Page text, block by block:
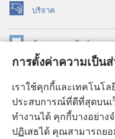
การตั้งค่าความเป็น
เราใช้คุกกี้และเทคโนโ
ประสบการณ์ที่ดีที่สุดบนเ
ทำงานได้ คุกกี้บางอย่าง
ปฏิเสธได้ คุณสามารถยอ
บริจาค
(เปิด
หน้าต่าง
ใหม่) ห้องสมุดออนไลน์ของวอ
หน้าต่าง
®
หน้าต่าง
ใหม่) JW Library®
ห้องสมุดว็อชเทาเวอร์ ®